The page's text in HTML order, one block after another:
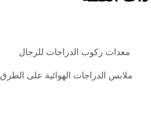
معدات ركوب الدراجات للرجال
ملابس الدراجات الهوائية على الطرق